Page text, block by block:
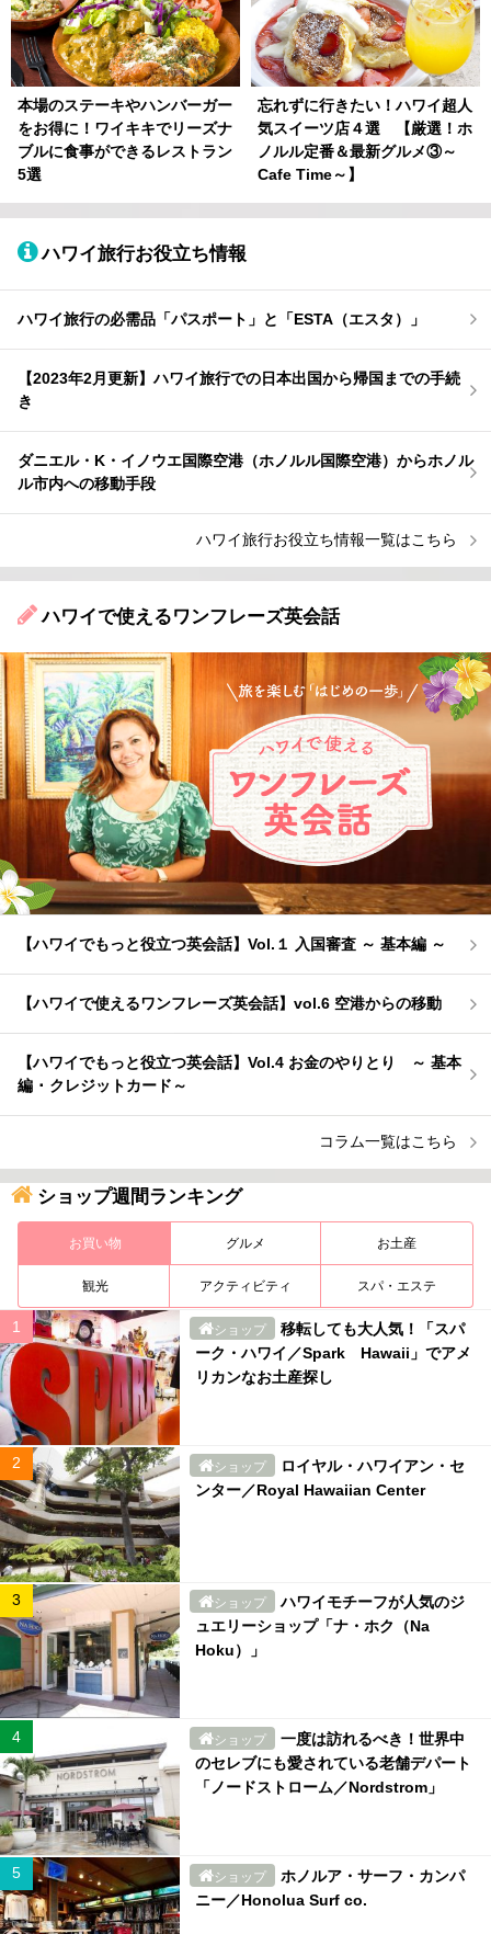
本場のステーキやハンバーガー
をお得に！ワイキキでリーズナ
ブルに食事ができるレストラン
5選
忘れずに行きたい！ハワイ超人
気スイーツ店４選 【厳選！ホ
ノルル定番＆最新グルメ③～
Cafe Time～】
ハワイ旅行お役立ち情報
ハワイ旅行の必需品「パスポート」と「ESTA（エスタ）」
【2023年2月更新】ハワイ旅行での日本出国から帰国までの手続
き
ダニエル・K・イノウエ国際空港（ホノルル国際空港）からホノル
ル市内への移動手段
ハワイ旅行お役立ち情報一覧はこちら
ハワイで使えるワンフレーズ英会話
【ハワイでもっと役立つ英会話】Vol.１ 入国審査 ～ 基本編 ～
【ハワイで使えるワンフレーズ英会話】vol.6 空港からの移動
【ハワイでもっと役立つ英会話】Vol.4 お金のやりとり ～ 基本
編 ･ クレジットカード～
コラム一覧はこちら
ショップ週間ランキング
お買い物 グルメ お土産
観光 アクティビティ スパ・エステ
ショップ
移転しても大人気！「スパ
ーク・ハワイ／Spark Hawaii」でアメ
リカンなお土産探し
ショップ
ロイヤル・ハワイアン・セ
ンター／Royal Hawaiian Center
ショップ
ハワイモチーフが人気のジ
ュエリーショップ「ナ・ホク（Na
Hoku）」
ショップ
一度は訪れるべき！世界中
のセレブにも愛されている老舗デパート
「ノードストローム／Nordstrom」
ショップ
ホノルア・サーフ・カンパ
ニー／Honolua Surf co.